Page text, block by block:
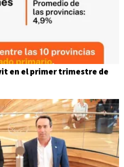
en el primer trimestre de